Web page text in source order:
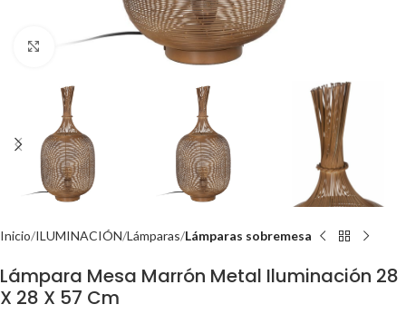
Click to enlarge
Inicio ILUMINACIÓN Lámparas Lámparas sobremesa
Lámpara Mesa Marrón Metal Iluminación 28
X 28 X 57 Cm